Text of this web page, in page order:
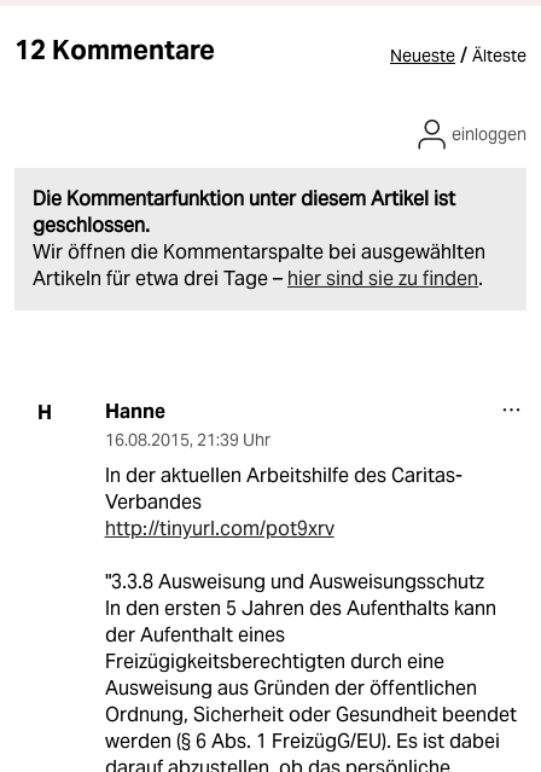
12 Kommentare Neueste / Älteste
Die Kommentarfunktion unter diesem Artikel ist
geschlossen.
Wir öffnen die Kommentarspalte bei ausgewählten
Artikeln für etwa drei Tage – hier sind sie zu finden.
einloggen
H Hanne
16.08.2015, 21:39 Uhr
In der aktuellen Arbeitshilfe des Caritas-
Verbandes
http://tinyurl.com/pot9xrv
"3.3.8 Ausweisung und Ausweisungsschutz
In den ersten 5 Jahren des Aufenthalts kann
der Aufenthalt eines
Freizügigkeitsberechtigten durch eine
Ausweisung aus Gründen der öffentlichen
Ordnung, Sicherheit oder Gesundheit beendet
werden (§ 6 Abs. 1 FreizügG/EU). Es ist dabei